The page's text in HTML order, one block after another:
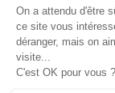
On a attendu d'être
ce site vous
déranger, mais on
visite...
C'est OK pour vous ?
Etes-
Oui